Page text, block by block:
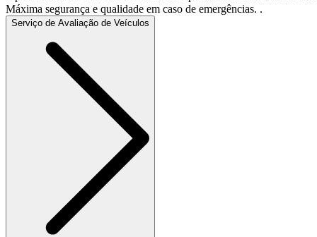
Máxima segurança e qualidade em caso de emergências. .
Serviço de Avaliação de Veículos